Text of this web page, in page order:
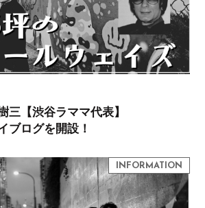
三【渋谷ラママ代表】
ブログを開設！